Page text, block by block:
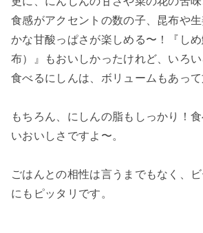
食感がアクセントの数の子、昆布や
かな甘酸っぱさが楽しめる〜！『し
布）』もおいしかったけれど、いろ
食べるにしんは、ボリュームもあって
もちろん、にしんの脂もしっかり！
いおいしさですよ〜。
ごはんとの相性は言うまでもなく、
にもピッタリです。